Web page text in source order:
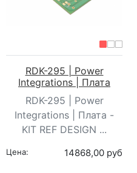
RDK-295 | Power
Integrations | Плата
RDK-295 | Power
Integrations | Плата -
KIT REF DESIGN ...
Цена: 14868,00 руб